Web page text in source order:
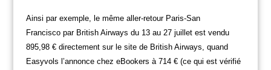
Ainsi par exemple, le même aller-retour Paris-San
Francisco par British Airways du 13 au 27 juillet est vendu
895,98 € directement sur le site de British Airways, quand
Easyvols l’annonce chez eBookers à 714 € (ce qui est vérifié